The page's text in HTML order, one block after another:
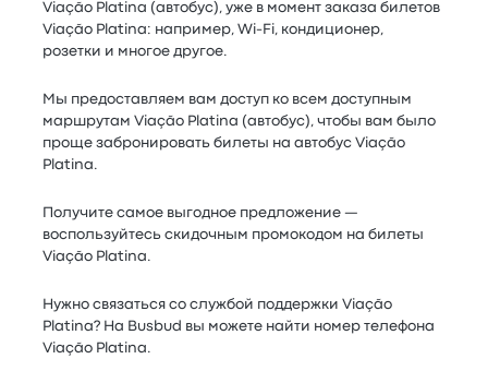
Viação Platina (автобус), уже в момент заказа билетов
Viação Platina: например, Wi-Fi, кондиционер,
розетки и многое другое.
Мы предоставляем вам доступ ко всем доступным
маршрутам Viação Platina (автобус), чтобы вам было
проще забронировать билеты на автобус Viação
Platina.
Получите самое выгодное предложение —
воспользуйтесь скидочным промокодом на билеты
Viação Platina.
Нужно связаться со службой поддержки Viação
Platina? На Busbud вы можете найти номер телефона
Viação Platina.